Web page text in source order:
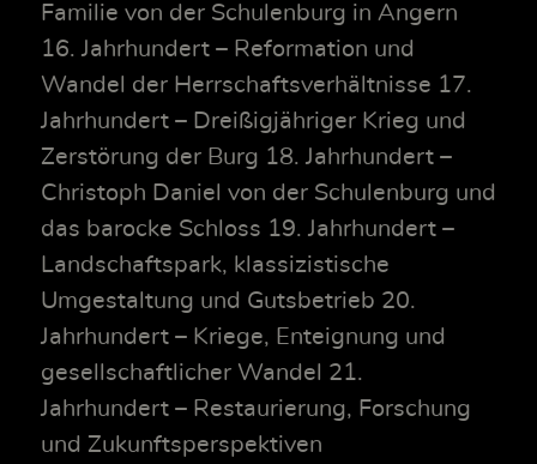
Familie von der Schulenburg in Angern
16. Jahrhundert – Reformation und
Wandel der Herrschaftsverhältnisse 17.
Jahrhundert – Dreißigjähriger Krieg und
Zerstörung der Burg 18. Jahrhundert –
Christoph Daniel von der Schulenburg und
das barocke Schloss 19. Jahrhundert –
Landschaftspark, klassizistische
Umgestaltung und Gutsbetrieb 20.
Jahrhundert – Kriege, Enteignung und
gesellschaftlicher Wandel 21.
Jahrhundert – Restaurierung, Forschung
und Zukunftsperspektiven